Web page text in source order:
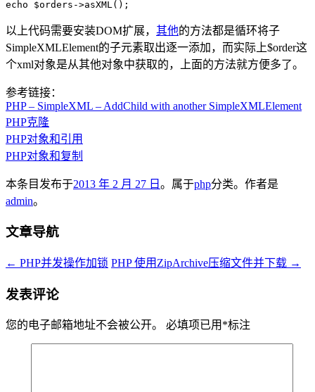
以上代码需要安装DOM扩展， 其他的方法都是循环将子
SimpleXMLElement的子元素取出逐一添加，而实际上$order这
个xml对象是从其他对象中获取的，上面的方法就方便多了。
参考链接：
PHP – SimpleXML – AddChild with another SimpleXMLElement
PHP克隆
PHP对象和引用
PHP对象和复制
本条目发布于2013 年 2 月 27 日 。属于php分类。 作者是
admin。
文章导航
← PHP并发操作加锁 PHP 使用ZipArchive压缩文件并下载 →
发表评论
您的电子邮箱地址不会被公开。 必填项已用 *标注